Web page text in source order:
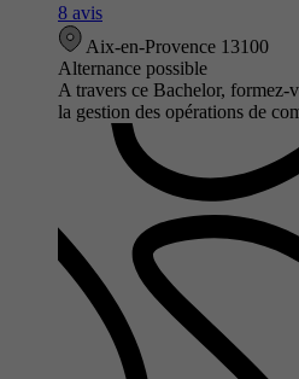
8 avis
Aix-en-Provence 13100
Alternance possible
A travers ce Bachelor, formez-
la gestion des opérations de